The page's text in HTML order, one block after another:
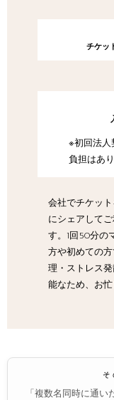
チケッ
※初回法人
負担はあ
会社でチケッ
にシェアして
す。1回50分の
方や初めての
理・ストレス
能なため、お忙
そ
「複数名同時に通い